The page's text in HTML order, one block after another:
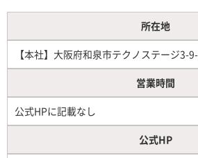
所在地
【本社】大阪府和泉市テクノステージ3-
営業時間
公式HPに記載なし
公式HP